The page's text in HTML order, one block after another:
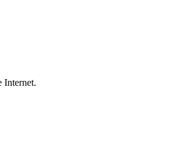
Internet.